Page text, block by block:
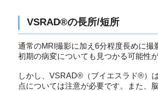
VSRAD®の長所/短所
通常のMRI撮影に加え6分程度長めに
初期の病変についても見つかる可能性
しかし、VSRAD®（ブイエスラド®）
点については注意が必要です。また、